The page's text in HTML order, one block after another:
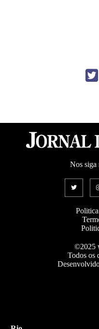
Nos siga
©2025
Todos os